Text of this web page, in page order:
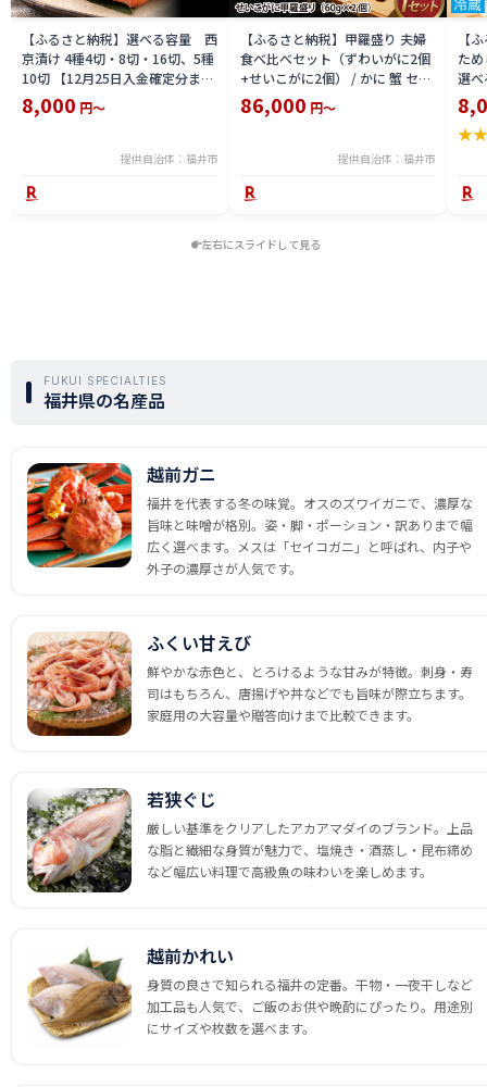
【ふるさと納税】選べる容量 西
京漬け 4種4切・8切・16切、5種
10切 【12月25日入金確定分まで
「年内発送」「年内配送」「年内
お届け」】/ レンジで温めるだけ
8,000 円～
提供自治体：福井市
【ふるさと納税】甲羅盛り 夫婦
食べ比べセット（ずわいがに2個
+せいこがに2個） / かに 蟹 セイ
コ ずわい ズワイ 内子 外子 国産
冷凍 冬 冬の味覚 珍味 グルメ 国
86,000 円～
提供自治体：福井市
【
た
選
鯖
用
テラ
★
左右にスライドして見る
FUKUI SPECIALTIES
福井県の名産品
越前ガニ
福井を代表する冬の味覚。オスのズワイガニで、濃厚な
旨味と味噌が格別。姿・脚・ポーション・訳ありまで幅
広く選べます。メスは「セイコガニ」と呼ばれ、内子や
外子の濃厚さが人気です。
ふくい甘えび
鮮やかな赤色と、とろけるような甘みが特徴。刺身・寿
司はもちろん、唐揚げや丼などでも旨味が際立ちます。
家庭用の大容量や贈答向けまで比較できます。
若狭ぐじ
厳しい基準をクリアしたアカアマダイのブランド。上品
な脂と繊細な身質が魅力で、塩焼き・酒蒸し・昆布締め
など幅広い料理で高級魚の味わいを楽しめます。
越前かれい
身質の良さで知られる福井の定番。干物・一夜干しなど
加工品も人気で、ご飯のお供や晩酌にぴったり。用途別
にサイズや枚数を選べます。